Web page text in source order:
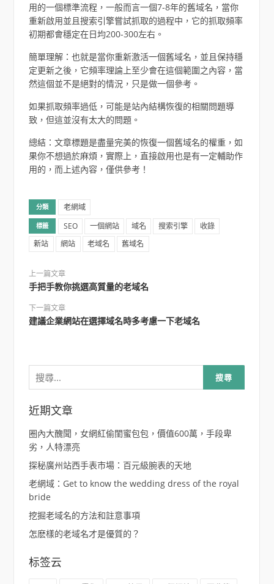
用的一個標準流程，一般而言一個7-8年的舊域名，當你
重新啟用並且搜索引擎嘗試抓取的過程中，它的抓取頻率
初期都會穩定在日均200-300左右。
簡單理解：也就是當你重新激活一個舊域名，並且保持穩
定更新之後，它頻率理論上至少會在這個範圍之內容，當
然這個並不是絕對的情況，只是做一個參考。
如果抓取頻率過低，可能是站內結構恢復的相關問題導
致，但這並沒有太大的問題。
總結：文章標題是盡量完美的恢復一個舊域名的權重，如
果你不想過於麻煩，實際上，直接啟用也是有一定輔助作
用的，而上述內容，僅供參考！
分類 老網域
標籤 SEO 一個網站 域名 搜索引擎
收錄
新站
網站 老域名 舊域名
上一篇文章
手把手教你挑選高質量的老域名
下一篇文章
建議企業網站在選擇域名時多考慮一下老域名
搜
尋
關
字:
近期文章
圈內大醜聞，女網紅偷閨蜜包包，價值600萬，手段卑
劣，人特漂亮
探秘廣州站西手表市場：百元級腕表的天地
老網域：Get to know the wedding dress of the royal
bride
挖掘老域名的方法和註意事項
怎麽樣的老域名才是優質的？
标签云